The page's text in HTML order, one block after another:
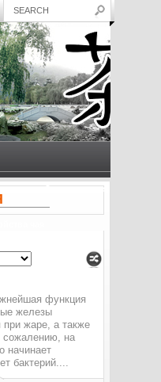
Заметки о чае
чая
функция
железы
при жаре, а также
сожалению, на
начинает
бактерий....